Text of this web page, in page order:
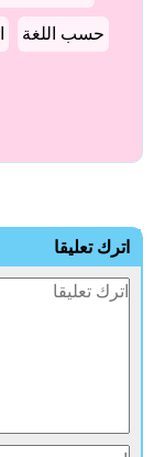
حسب اللغة
اترك تعليقا